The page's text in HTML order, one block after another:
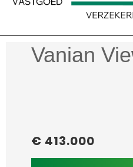
Vanian
€ 413.000